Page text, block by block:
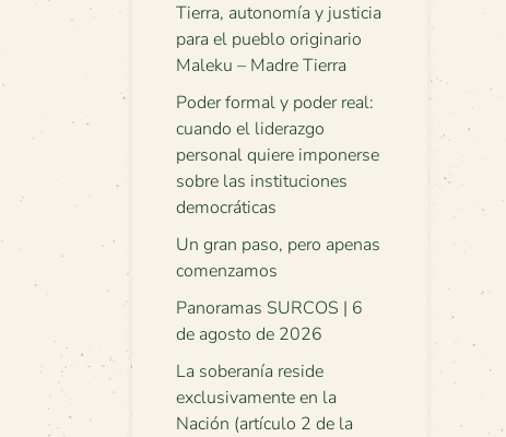
Tierra, autonomía y justicia
para el pueblo originario
Maleku – Madre Tierra
Poder formal y poder real:
cuando el liderazgo
personal quiere imponerse
sobre las instituciones
democráticas
Un gran paso, pero apenas
comenzamos
Panoramas SURCOS | 6
de agosto de 2026
La soberanía reside
exclusivamente en la
Nación (artículo 2 de la